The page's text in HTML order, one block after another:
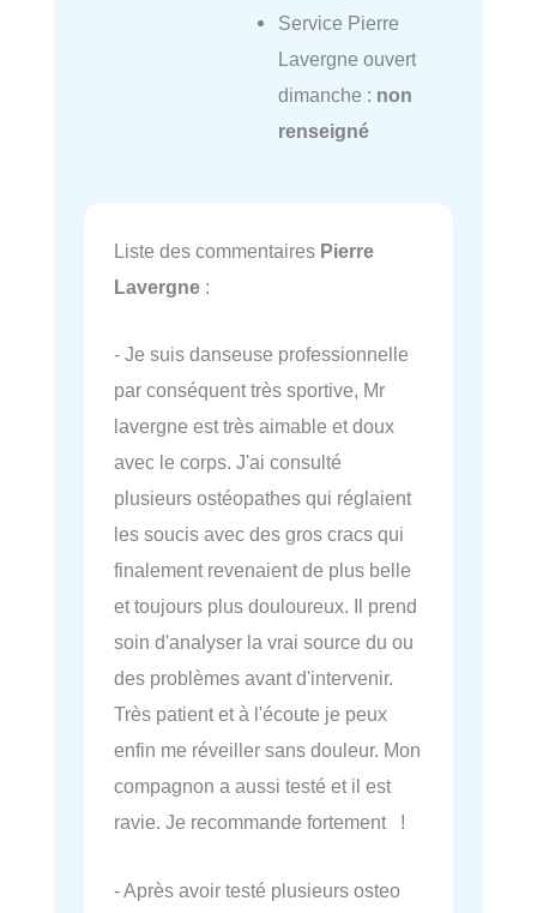
Service Pierre
Lavergne ouvert
dimanche : non
renseigné
Liste des commentaires Pierre
Lavergne :
- Je suis danseuse professionnelle
par conséquent très sportive, Mr
lavergne est très aimable et doux
avec le corps. J'ai consulté
plusieurs ostéopathes qui réglaient
les soucis avec des gros cracs qui
finalement revenaient de plus belle
et toujours plus douloureux. Il prend
soin d'analyser la vrai source du ou
des problèmes avant d'intervenir.
Très patient et à l'écoute je peux
enfin me réveiller sans douleur. Mon
compagnon a aussi testé et il est
ravie. Je recommande fortement !
- Après avoir testé plusieurs osteo